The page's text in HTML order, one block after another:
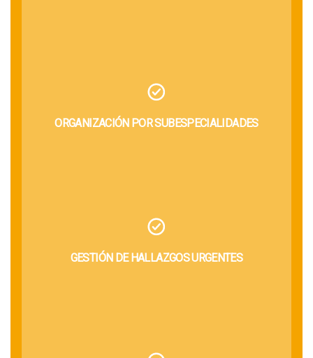
ORGANIZACIÓN POR SUBESPECIALIDADES
GESTIÓN DE HALLAZGOS URGENTES